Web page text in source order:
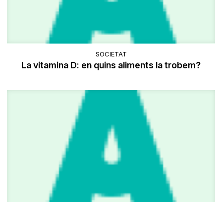
SOCIETAT
La vitamina D: en quins aliments la trobem?